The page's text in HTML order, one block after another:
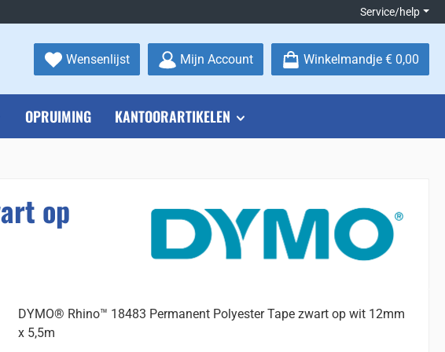
Service/help
WensenlijstJe hebt 0 items op je verlanglijstje
Mijn Account Winkelmandje € 0,00
OPRUIMING KANTOORARTIKELEN
op
DYMO® Rhino™ 18483 Permanent Polyester Tape zwart op wit 12mm
x 5,5m